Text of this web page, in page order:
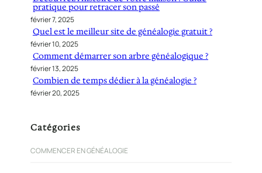
pratique pour retracer son passé
février 7, 2025
Quel est le meilleur site de généalogie gratuit ?
février 10, 2025
Comment démarrer son arbre généalogique ?
février 13, 2025
Combien de temps dédier à la généalogie ?
février 20, 2025
Catégories
COMMENCER EN GÉNÉALOGIE